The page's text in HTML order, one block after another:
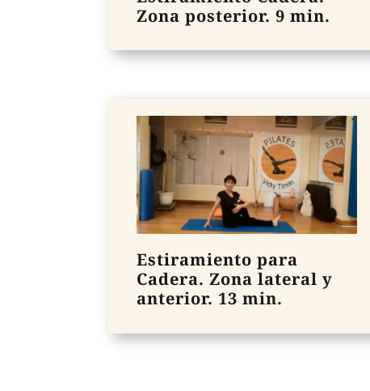
Zona posterior. 9 min.
Estiramiento para
Cadera. Zona lateral y
anterior. 13 min.